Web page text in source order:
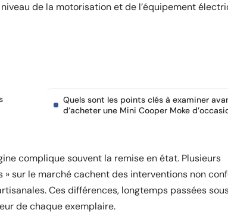
de la motorisation et de l’équipement
Quels sont les points clés à examiner
d’acheter une Mini Cooper Moke
complique souvent la remise en état. Plusieurs
sur le marché cachent des interventions non
Ces différences, longtemps passées
de chaque exemplaire.